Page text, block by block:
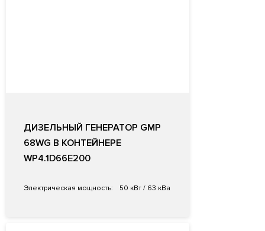
ДИЗЕЛЬНЫЙ ГЕНЕРАТОР GMP
68WG В КОНТЕЙНЕРЕ
WP4.1D66E200
Электрическая мощность: 50 кВт / 63 кВа